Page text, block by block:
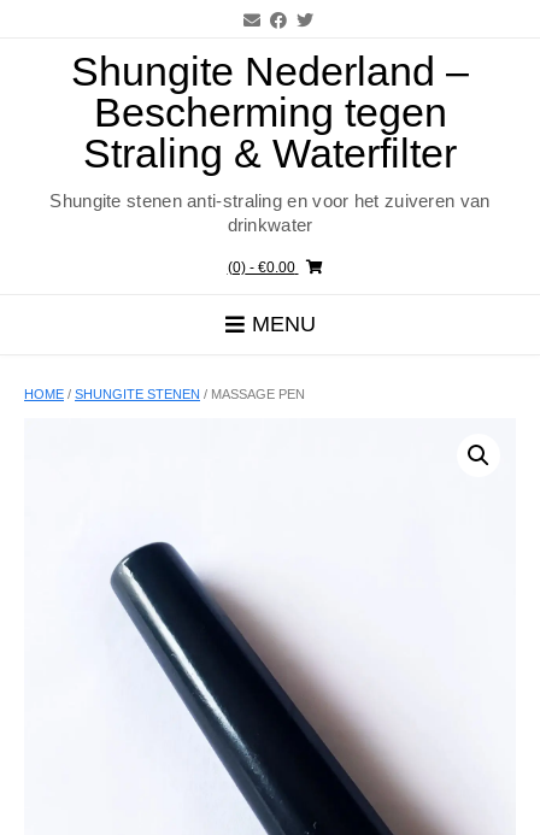
Shungite Nederland –
Bescherming tegen
Straling & Waterfilter
Shungite stenen anti-straling en voor het zuiveren van
drinkwater
(0)- €0.00
MENU
HOME / SHUNGITE STENEN / MASSAGE PEN